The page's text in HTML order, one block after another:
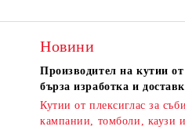
Новини
Производител на кутии от
бърза изработка и доставк
Кутии от плексиглас за
кампании, томболи, каузи